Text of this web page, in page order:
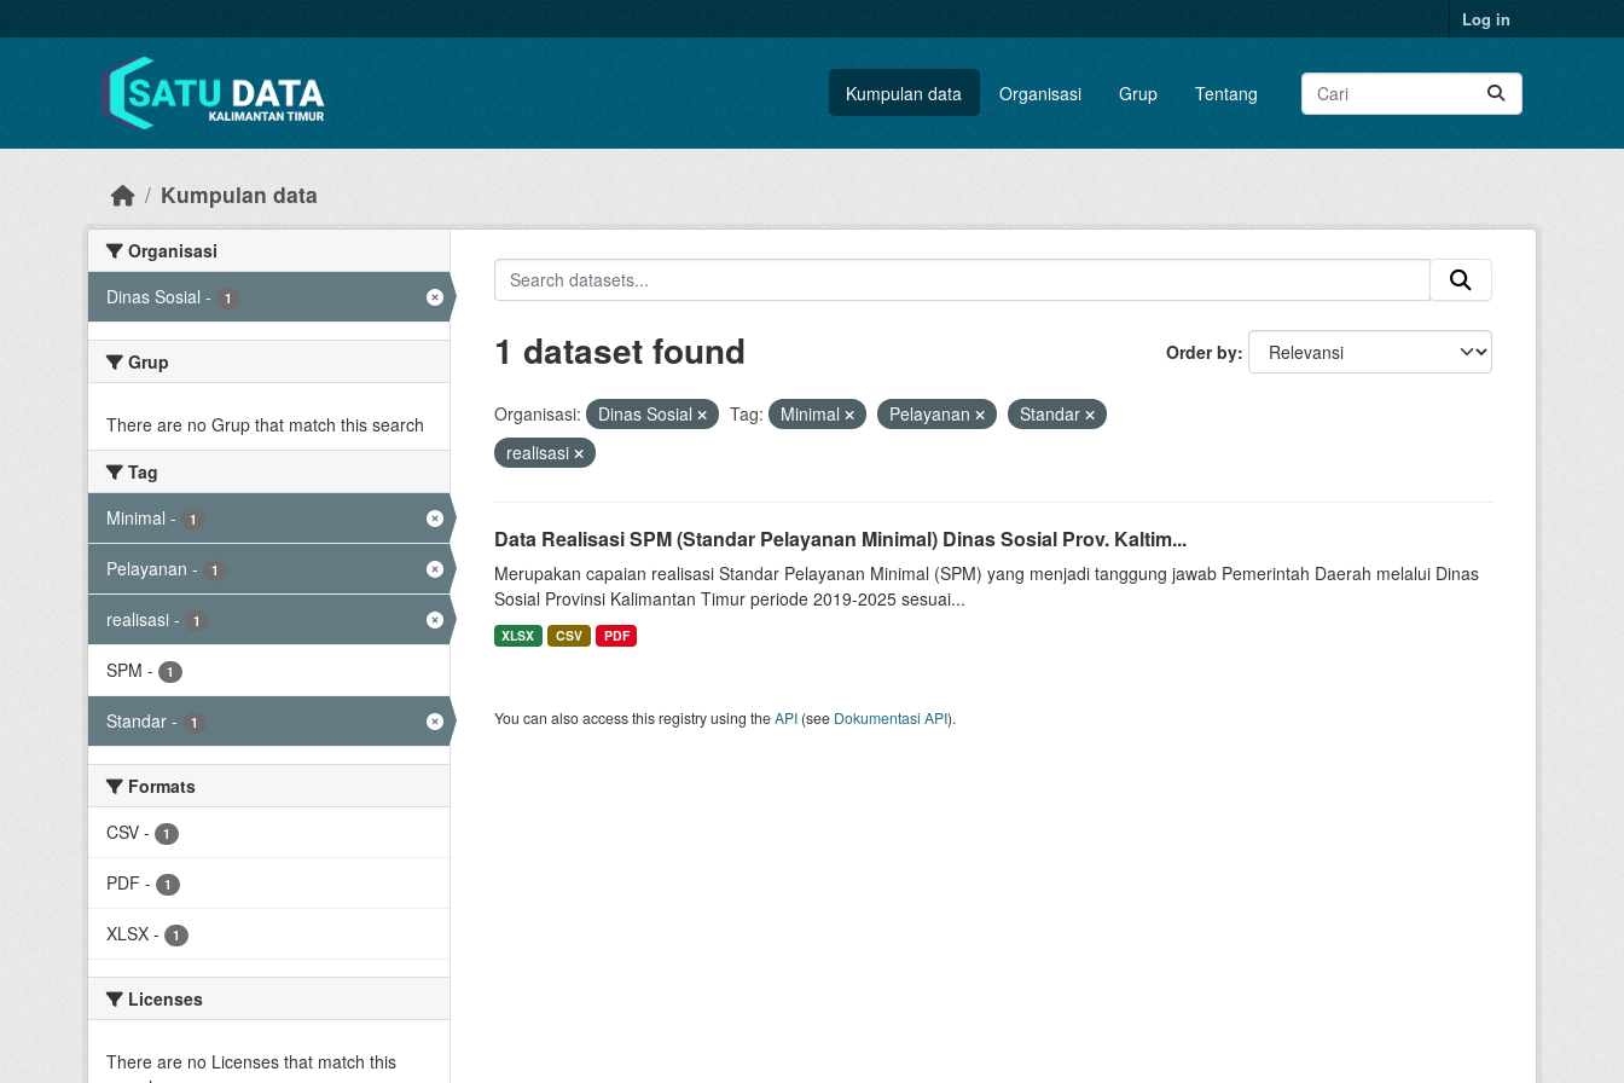
Log in
Kumpulan data Organisasi Grup Tentang
Kumpulan data
Organisasi
Dinas Sosial - 1
Grup
There are no Grup that match this search
Tag
Minimal - 1
Pelayanan - 1
realisasi - 1
SPM - 1
Standar - 1
Formats
CSV - 1
PDF - 1
XLSX - 1
Licenses
There are no Licenses that match this
Order by
1 dataset found
Organisasi: Dinas Sosial Tag: Minimal Pelayanan
Standar
realisasi
Data Realisasi SPM (Standar Pelayanan Minimal) Dinas Sosial Prov. Kaltim...
Merupakan capaian realisasi Standar Pelayanan Minimal (SPM) yang menjadi tanggung jawab Pemerintah Daerah melalui Dinas
Sosial Provinsi Kalimantan Timur periode 2019-2025 sesuai...
XLSX CSV PDF
You can also access this registry using theAPI(see Dokumentasi API).